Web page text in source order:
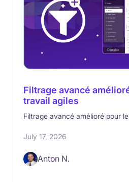
Filtrage avancé
travail agiles
Filtrage avancé amélioré pour
July 17, 2026
Anton N.